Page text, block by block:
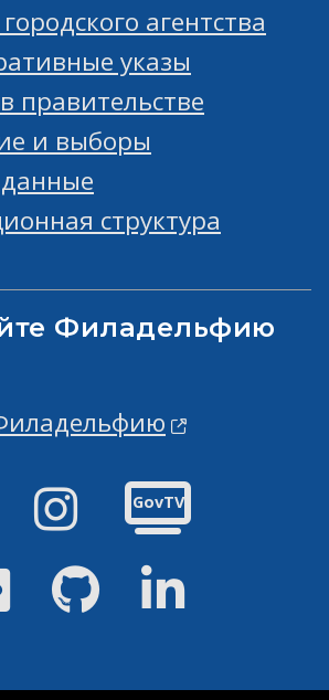
агентства
указы
правительстве
и выборы
структура
Филадельфию
Твиттер инстаграм
GovTV
Flickr GitHub